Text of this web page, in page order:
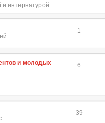
интернатурой.
1
и молодых
6
39